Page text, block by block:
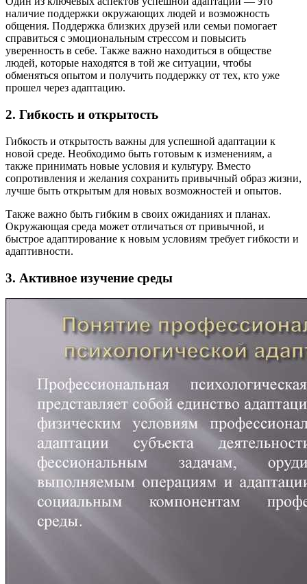
наличие поддержки окружающих людей и возможность
общения. Поддержка близких друзей или семьи помогает
справиться с эмоциональным стрессом и повысить
уверенность в себе. Также важно находиться в обществе
людей, которые находятся в той же ситуации, чтобы
обменяться опытом и получить поддержку от тех, кто уже
прошел через адаптацию.
2. Гибкость и открытость
Гибкость и открытость важны для успешной адаптации к
новой среде. Необходимо быть готовым к изменениям, а
также принимать новые условия и культуру. Вместо
сопротивления и желания сохранить привычный образ жизни,
лучше быть открытым для новых возможностей и опытов.
Также важно быть гибким в своих ожиданиях и планах.
Окружающая среда может отличаться от привычной, и
быстрое адаптирование к новым условиям требует гибкости и
адаптивности.
3. Активное изучение среды